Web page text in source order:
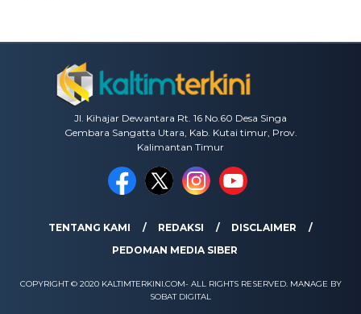
Jl. Kihajar Dewantara Rt. 16 No.60 Desa Singa
Gembara Sangatta Utara, Kab. Kutai timur, Prov.
Kalimantan Timur
TENTANG KAMI REDAKSI
DISCLAIMER
PEDOMAN MEDIA SIBER
COPYRIGHT © 2020 KALTIMTERKINI.COM- ALL RIGHTS RESERVED. MANAGE BY
SOBAT DIGITAL